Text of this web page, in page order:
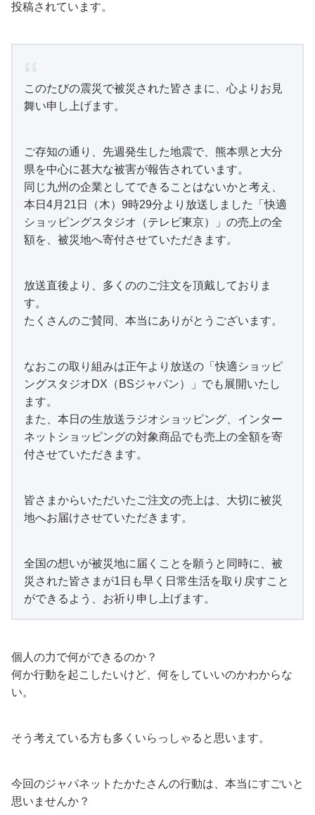
投稿されています。
このたびの震災で被災された皆さまに、心よりお見
舞い申し上げます。
ご存知の通り、先週発生した地震で、熊本県と大分
県を中心に甚大な被害が報告されています。
同じ九州の企業としてできることはないかと考え、
本日4月21日（木）9時29分より放送しました「快適
ショッピングスタジオ（テレビ東京）」の売上の全
額を、被災地へ寄付させていただきます。
放送直後より、多くののご注文を頂戴しておりま
す。
たくさんのご賛同、本当にありがとうございます。
なおこの取り組みは正午より放送の「快適ショッピ
ングスタジオDX（BSジャパン）」でも展開いたし
ます。
また、本日の生放送ラジオショッピング、インター
ネットショッピングの対象商品でも売上の全額を寄
付させていただきます。
皆さまからいただいたご注文の売上は、大切に被災
地へお届けさせていただきます。
全国の想いが被災地に届くことを願うと同時に、被
災された皆さまが1日も早く日常生活を取り戻すこと
ができるよう、お祈り申し上げます。
個人の力で何ができるのか？
何か行動を起こしたいけど、何をしていいのかわからな
い。
そう考えている方も多くいらっしゃると思います。
今回のジャパネットたかたさんの行動は、本当にすごいと
思いませんか？